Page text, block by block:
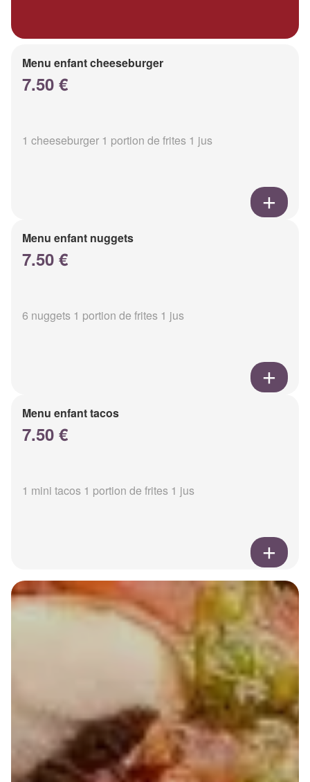
Menu enfant cheeseburger
7.50 €
1 cheeseburger 1 portion de frites 1 jus
Menu enfant nuggets
7.50 €
6 nuggets 1 portion de frites 1 jus
Menu enfant tacos
7.50 €
1 mini tacos 1 portion de frites 1 jus